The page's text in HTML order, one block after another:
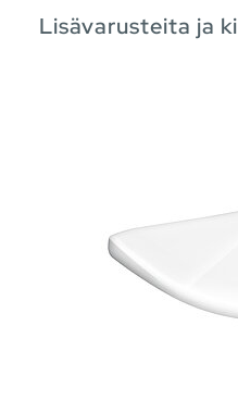
Lisävarusteita ja